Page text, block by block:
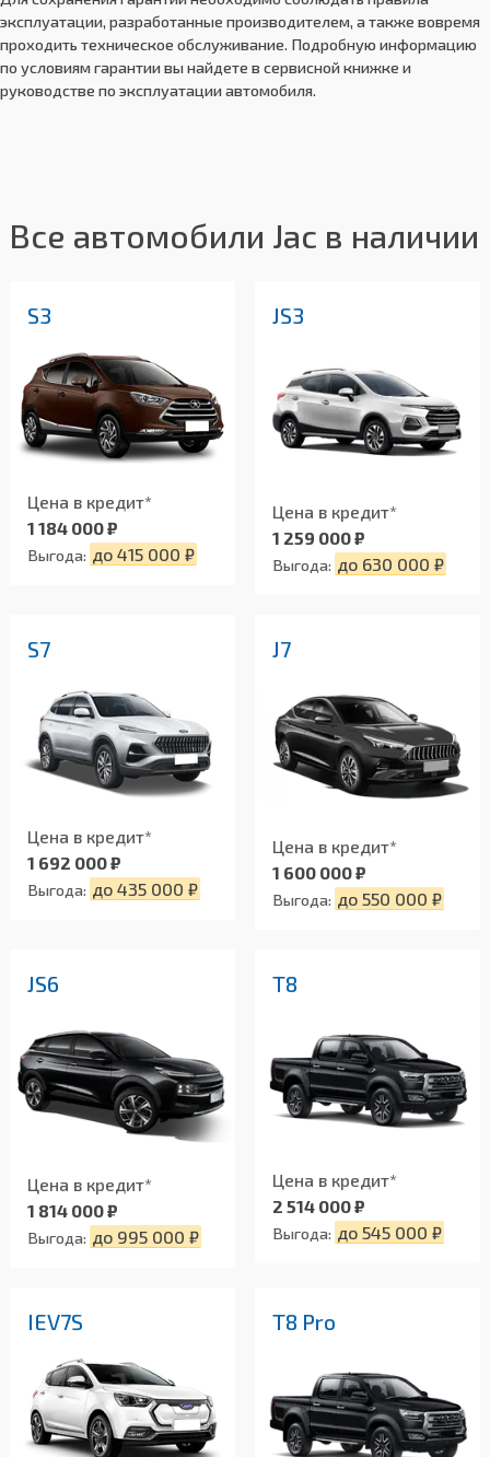
эксплуатации, разработанные производителем, а также вовремя
проходить техническое обслуживание. Подробную информацию
по условиям гарантии вы найдете в сервисной книжке и
руководстве по эксплуатации автомобиля.
Все автомобили Jac в наличии
S3
Цена в кредит*
1 184 000 ₽
Выгода: до 415 000 ₽
JS3
Цена в кредит*
1 259 000 ₽
Выгода: до 630 000 ₽
S7
Цена в кредит*
1 692 000 ₽
Выгода: до 435 000 ₽
J7
Цена в кредит*
1 600 000 ₽
Выгода: до 550 000 ₽
JS6
Цена в кредит*
1 814 000 ₽
Выгода: до 995 000 ₽
T8
Цена в кредит*
2 514 000 ₽
Выгода: до 545 000 ₽
IEV7S T8 Pro